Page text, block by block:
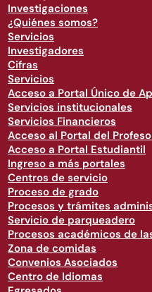
Investigaciones
¿Quiénes somos?
Servicios
Investigadores
Cifras
Servicios
Acceso a Portal Único de
Servicios institucionales
Servicios Financieros
Acceso al Portal del
Acceso a Portal Estudiantil
Ingreso a más portales
Centros de servicio
Proceso de grado
Procesos y trámites
Servicio de parqueadero
Procesos académicos de
Zona de comidas
Convenios Asociados
Centro de Idiomas